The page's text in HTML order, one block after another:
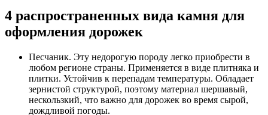
4 распространенных вида камня для
оформления дорожек
Песчаник. Эту недорогую породу легко приобрести в
любом регионе страны. Применяется в виде плитняка и
плитки. Устойчив к перепадам температуры. Обладает
зернистой структурой, поэтому материал шершавый,
нескользкий, что важно для дорожек во время сырой,
дождливой погоды.